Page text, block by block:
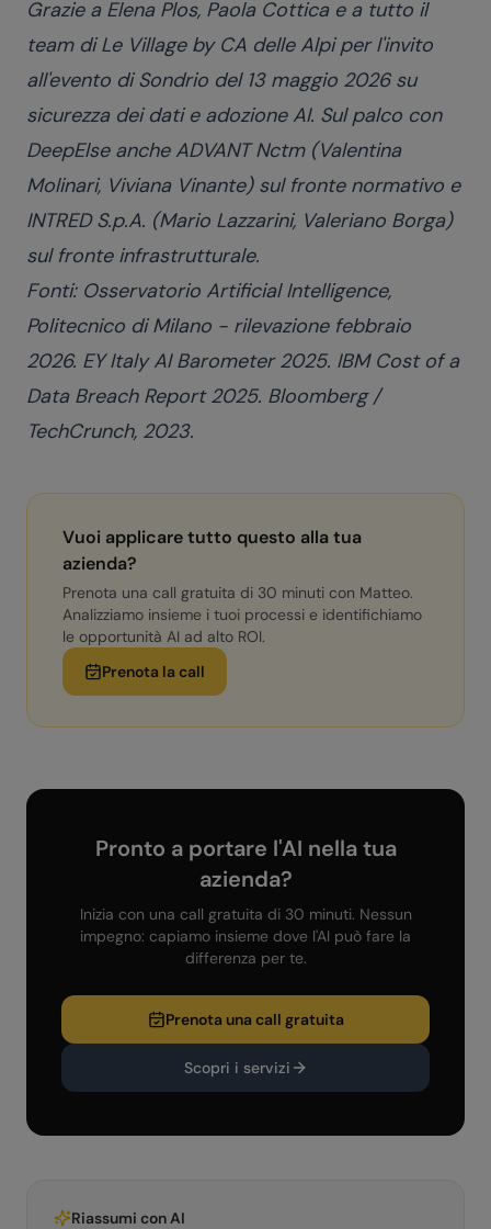
Grazie a Elena Plos, Paola Cottica e a tutto il
team di Le Village by CA delle Alpi per l'invito
all'evento di Sondrio del 13 maggio 2026 su
sicurezza dei dati e adozione AI. Sul palco con
DeepElse anche ADVANT Nctm (Valentina
Molinari, Viviana Vinante) sul fronte normativo e
INTRED S.p.A. (Mario Lazzarini, Valeriano Borga)
sul fronte infrastrutturale.
Fonti: Osservatorio Artificial Intelligence,
Politecnico di Milano - rilevazione febbraio
2026. EY Italy AI Barometer 2025. IBM Cost of a
Data Breach Report 2025. Bloomberg /
TechCrunch, 2023.
Vuoi applicare tutto questo alla tua
azienda?
Prenota una call gratuita di 30 minuti con Matteo.
Analizziamo insieme i tuoi processi e identifichiamo
le opportunità AI ad alto ROI.
Prenota la call
Pronto a portare l'AI nella tua
azienda?
Inizia con una call gratuita di 30 minuti. Nessun
impegno: capiamo insieme dove l'AI può fare la
differenza per te.
Prenota una call gratuita
Scopri i servizi
Riassumi con AI